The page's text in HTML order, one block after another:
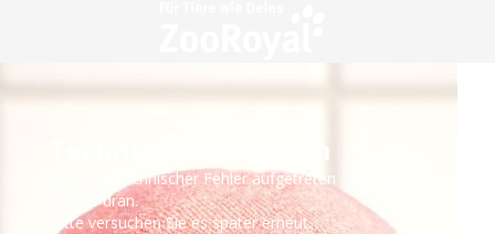
Technisches Problem
Es ist ein technischer Fehler aufgetreten – wir sind
bereits dran.
Bitte versuchen Sie es später erneut.